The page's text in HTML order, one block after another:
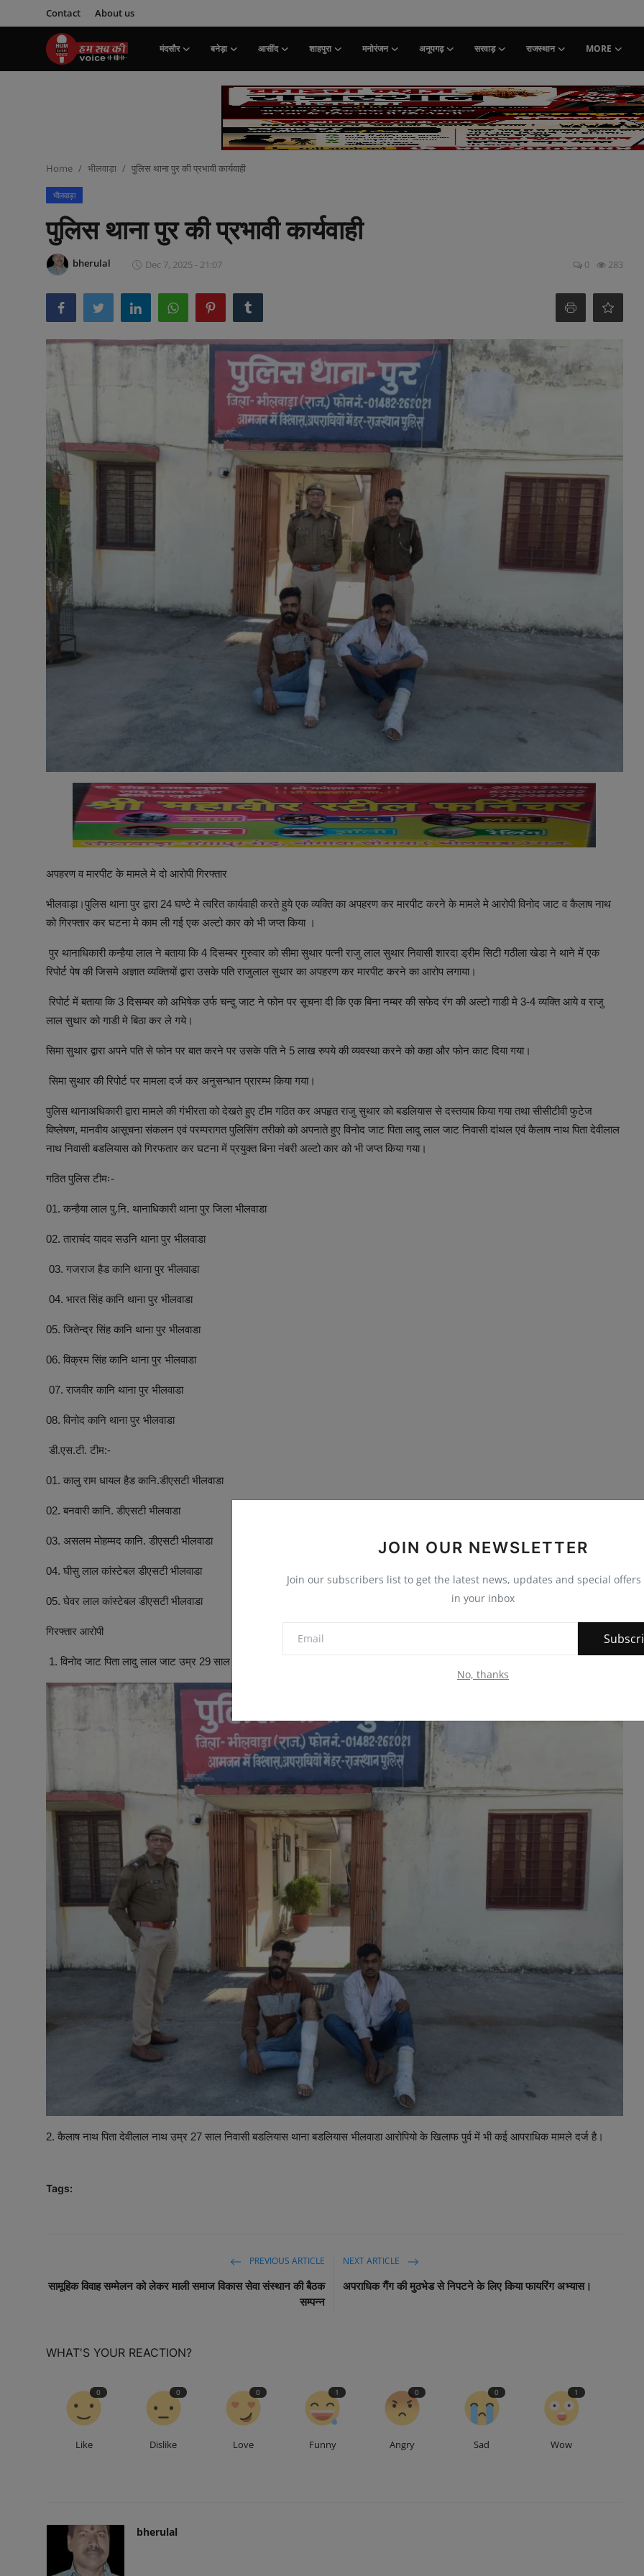
Contact About us
मंदसौर बनेड़ा आसींद शाहपुरा मनोरंजन अनूपगढ़ सरवाड़ राजस्थान MORE
JOIN OUR NEWSLETTER
Join our subscribers list to get the latest news, updates and special
in your inbox
No, thanks
Home भीलवाड़ा पुलिस थाना पुर की प्रभावी कार्यवाही
भीलवाड़ा
पुलिस थाना पुर की प्रभावी कार्यवाही
bherulal Dec 7, 2025 - 21:07 0 283
अपहरण व मारपीट के मामले मे दो आरोपी गिरफ्तार
भीलवाड़ा।पुलिस थाना पुर द्वारा 24 घण्टे मे त्वरित कार्यवाही करते हुये एक व्यक्ति का अपहरण कर मारपीट करने के मामले मे आरोपी विनोद जाट व कैलाष नाथ
को गिरफ्तार कर घटना मे काम ली गई एक अल्टो कार को भी जप्त किया ।
पुर थानाधिकारी कन्हैया लाल ने बताया कि 4 दिसम्बर गुरुवार को सीमा सुथार पत्नी राजु लाल सुथार निवासी शारदा ड्रीम सिटी गठीला खेडा ने थाने में एक
रिपोर्ट पेष की जिसमे अज्ञात व्यक्तियों द्वारा उसके पति राजुलाल सुथार का अपहरण कर मारपीट करने का आरोप लगाया।
रिपोर्ट में बताया कि 3 दिसम्बर को अभिषेक उर्फ चन्दु जाट ने फोन पर सूचना दी कि एक बिना नम्बर की सफेद रंग की अल्टो गाडी मे 3-4 व्यक्ति आये व राजु
लाल सुथार को गाडी मे बिठा कर ले गये।
सिमा सुथार द्वारा अपने पति से फोन पर बात करने पर उसके पति ने 5 लाख रुपये की व्यवस्था करने को कहा और फोन काट दिया गया।
सिमा सुथार की रिपोर्ट पर मामला दर्ज कर अनुसन्धान प्रारम्भ किया गया।
पुलिस थानाअधिकारी द्वारा मामले की गंभीरता को देखते हुए टीम गठित कर अपहृत राजु सुथार को बडलियास से दस्तयाब किया गया तथा सीसीटीवी फुटेज
विष्लेषण, मानवीय आसूचना संकलन एवं परम्परागत पुलिसिंग तरीको को अपनाते हुए विनोद जाट पिता लादु लाल जाट निवासी दांथल एवं कैलाष नाथ पिता देवीलाल
नाथ निवासी बडलियास को गिरफतार कर घटना में प्रयुक्त बिना नंबरी अल्टो कार को भी जप्त किया गया।
गठित पुलिस टीमः-
01. कन्हैया लाल पु.नि. थानाधिकारी थाना पुर जिला भीलवाडा
02. ताराचंद यादव सउनि थाना पुर भीलवाडा
03. गजराज हैड कानि थाना पुर भीलवाडा
04. भारत सिंह कानि थाना पुर भीलवाडा
05. जितेन्द्र सिंह कानि थाना पुर भीलवाडा
06. विक्रम सिंह कानि थाना पुर भीलवाडा
07. राजवीर कानि थाना पुर भीलवाडा
08. विनोद कानि थाना पुर भीलवाडा
डी.एस.टी. टीम:-
01. कालु राम धायल हैड कानि.डीएसटी भीलवाडा
02. बनवारी कानि. डीएसटी भीलवाडा
03. असलम मोहम्मद कानि. डीएसटी भीलवाडा
04. घीसु लाल कांस्टेबल डीएसटी भीलवाडा
05. घेवर लाल कांस्टेबल डीएसटी भीलवाडा
गिरफ्तार आरोपी
1. विनोद जाट पिता लादु लाल जाट उम्र 29 साल निवासी दांथल थाना सदर जिला भीलवाडा
2. कैलाष नाथ पिता देवीलाल नाथ उम्र 27 साल निवासी बडलियास थाना बडलियास भीलवाडा आरोपियो के खिलाफ पुर्व में भी कई आपराधिक मामले दर्ज है।
Tags:
PREVIOUS ARTICLE
सामूहिक विवाह सम्मेलन को लेकर माली समाज विकास सेवा संस्थान की बैठक
सम्पन्न
NEXT ARTICLE
अपराधिक गैंग की मुठभेड से निपटने के लिए किया फायरिंग अभ्यास।
WHAT'S YOUR REACTION?
0
Like
0
Dislike
0
Love
1
Funny
0
Angry
0
Sad
1
Wow
bherulal